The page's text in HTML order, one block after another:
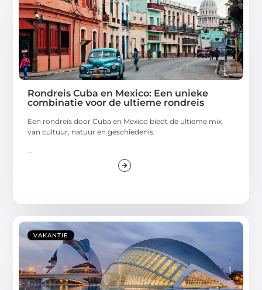
Rondreis Cuba en Mexico: Een unieke
combinatie voor de ultieme rondreis
Een rondreis door Cuba en Mexico biedt de ultieme mix
van cultuur, natuur en geschiedenis.
VAKANTIE